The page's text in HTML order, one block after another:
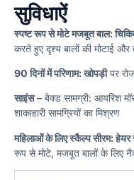
सुविधाऐं
स्पष्ट रूप से मोटे मजबूत बाल:
करते हुए दृश्य बालों की मोटाई
90 दिनों में परिणाम: खोपड़ीपर
साइंस– बेक्ड सामग्री: आयरिश
शाकाहारी सामग्रियों का मिश्रण
महिलाओं के लिए स्कैल्प सीरम: हेयर
रूप से मोटे, मजबूत बालों के लिए